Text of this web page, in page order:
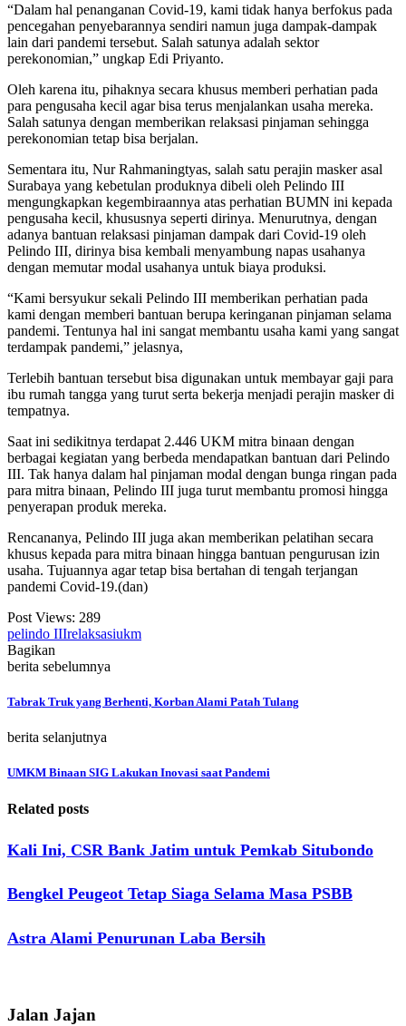
“Dalam hal penanganan Covid-19, kami tidak hanya berfokus pada
pencegahan penyebarannya sendiri namun juga dampak-dampak
lain dari pandemi tersebut. Salah satunya adalah sektor
perekonomian,” ungkap Edi Priyanto.
Oleh karena itu, pihaknya secara khusus memberi perhatian pada
para pengusaha kecil agar bisa terus menjalankan usaha mereka.
Salah satunya dengan memberikan relaksasi pinjaman sehingga
perekonomian tetap bisa berjalan.
Sementara itu, Nur Rahmaningtyas, salah satu perajin masker asal
Surabaya yang kebetulan produknya dibeli oleh Pelindo III
mengungkapkan kegembiraannya atas perhatian BUMN ini kepada
pengusaha kecil, khususnya seperti dirinya. Menurutnya, dengan
adanya bantuan relaksasi pinjaman dampak dari Covid-19 oleh
Pelindo III, dirinya bisa kembali menyambung napas usahanya
dengan memutar modal usahanya untuk biaya produksi.
“Kami bersyukur sekali Pelindo III memberikan perhatian pada
kami dengan memberi bantuan berupa keringanan pinjaman selama
pandemi. Tentunya hal ini sangat membantu usaha kami yang sangat
terdampak pandemi,” jelasnya,
Terlebih bantuan tersebut bisa digunakan untuk membayar gaji para
ibu rumah tangga yang turut serta bekerja menjadi perajin masker di
tempatnya.
Saat ini sedikitnya terdapat 2.446 UKM mitra binaan dengan
berbagai kegiatan yang berbeda mendapatkan bantuan dari Pelindo
III. Tak hanya dalam hal pinjaman modal dengan bunga ringan pada
para mitra binaan, Pelindo III juga turut membantu promosi hingga
penyerapan produk mereka.
Rencananya, Pelindo III juga akan memberikan pelatihan secara
khusus kepada para mitra binaan hingga bantuan pengurusan izin
usaha. Tujuannya agar tetap bisa bertahan di tengah terjangan
pandemi Covid-19.(dan)
Post Views: 289
pelindo IIIrelaksasiukm
Bagikan
berita sebelumnya
Tabrak Truk yang Berhenti, Korban Alami Patah Tulang
berita selanjutnya
UMKM Binaan SIG Lakukan Inovasi saat Pandemi
Related posts
Kali Ini, CSR Bank Jatim untuk Pemkab Situbondo
Bengkel Peugeot Tetap Siaga Selama Masa PSBB
Astra Alami Penurunan Laba Bersih
Jalan Jajan